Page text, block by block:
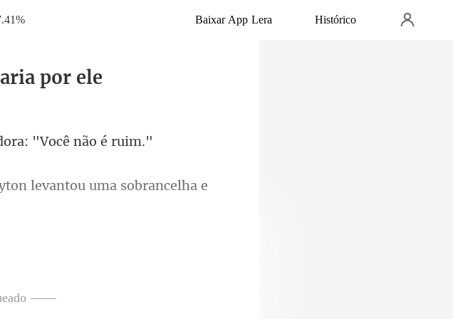
Baixar App Lera Histórico
por ele
levantou uma sobranc
——